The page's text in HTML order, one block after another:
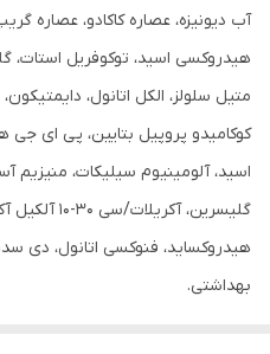
آب دیونیزه، عصاره کاکادو، عصاره
هیدروکسی اسید، توکوفریل استات،
متیل سلولز، الکل اتانول،
کوکامیدو پروپیل بتایین، پی ای جی
اسید، آلومینیوم سیلیکات، منیزیم
گلیسرین،
هیدروکساید، فنوکسی اتانول، دی
بهداشتی.